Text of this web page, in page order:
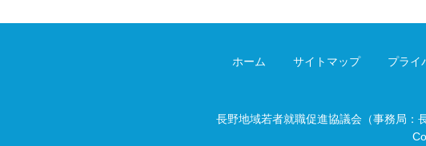
ホーム サイトマップ プライ
長野地域若者就職促進協議会（事務局：